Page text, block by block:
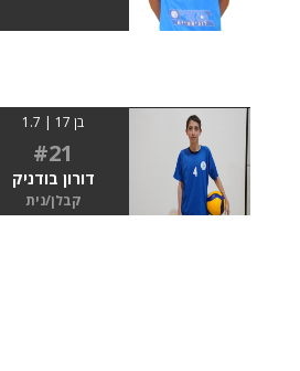
בן 17 | 1.7
#21
דורון בודניק
קבלן/נית